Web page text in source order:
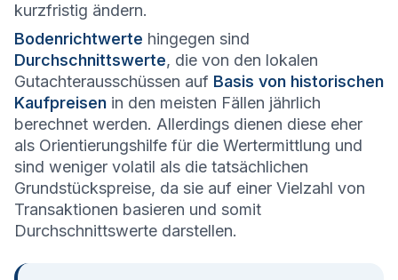
kurzfristig ändern.
Bodenrichtwerte hingegen sind
Durchschnittswerte, die von den lokalen
Gutachterausschüssen auf Basis von historischen
Kaufpreisen in den meisten Fällen jährlich
berechnet werden. Allerdings dienen diese eher
als Orientierungshilfe für die Wertermittlung und
sind weniger volatil als die tatsächlichen
Grundstückspreise, da sie auf einer Vielzahl von
Transaktionen basieren und somit
Durchschnittswerte darstellen.